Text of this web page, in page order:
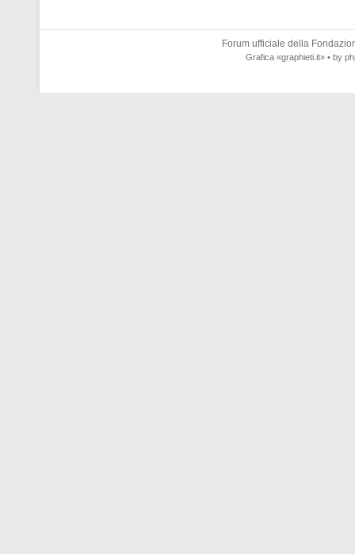
Forum ufficiale della
Grafica «graphieti.it» • by